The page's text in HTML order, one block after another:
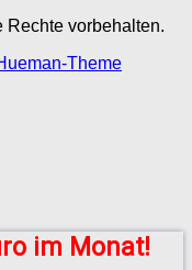
Rechte vorbehalten.
Theme
im Monat!